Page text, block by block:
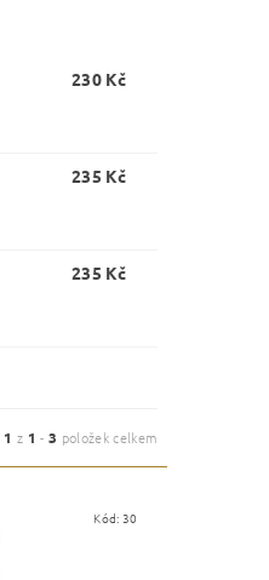
230 Kč
235 Kč
235 Kč
1 z 1 -3 položek celkem
Kód: 30